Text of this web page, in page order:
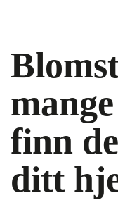
finn
ditt